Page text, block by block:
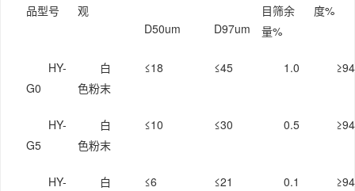
品型号
观
目筛余
量%
度%
D50um
D97um
HY-
G0
白
色粉末
≤18 ≤45 1.0 ≥94
HY-
G5
白
色粉末
≤10 ≤30 0.5 ≥94
HY-
白
≤6 ≤21 0.1 ≥94